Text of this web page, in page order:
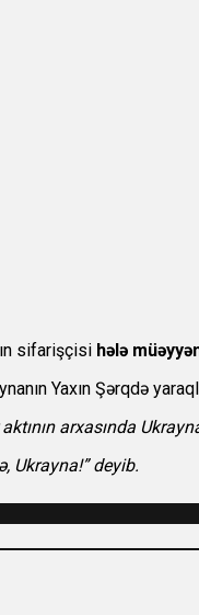
sifarişçisi hələ
Yaxın Şərqdə
arxasında
Ukrayna!” deyib.